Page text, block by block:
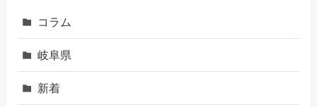
コラム
岐阜県
新着